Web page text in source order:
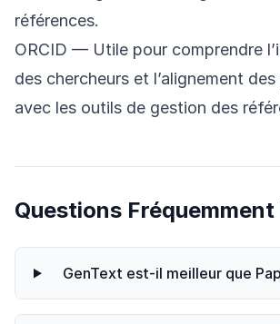
références.
ORCID — Utile pour comprendre
des chercheurs et l’alignement
avec les outils de gestion des
Questions Fréquemment
GenText est-il meilleur que